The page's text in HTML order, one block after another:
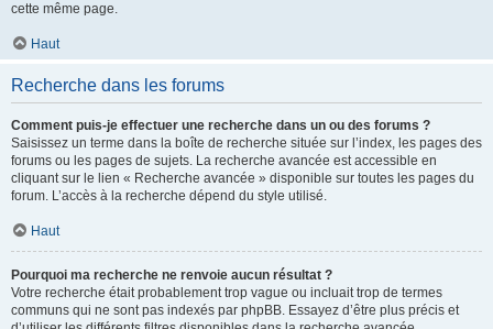
cette même page.
Haut
Recherche dans les forums
Comment puis-je effectuer une recherche dans un ou des forums ?
Saisissez un terme dans la boîte de recherche située sur l’index, les pages des
forums ou les pages de sujets. La recherche avancée est accessible en
cliquant sur le lien « Recherche avancée » disponible sur toutes les pages du
forum. L’accès à la recherche dépend du style utilisé.
Haut
Pourquoi ma recherche ne renvoie aucun résultat ?
Votre recherche était probablement trop vague ou incluait trop de termes
communs qui ne sont pas indexés par phpBB. Essayez d’être plus précis et